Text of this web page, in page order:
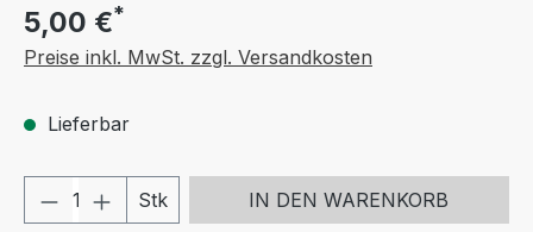
5,00 €*
Preise inkl. MwSt. zzgl. Versandkosten
Lieferbar
Produkt Anzahl: Gib den
Stk IN DEN WARENKORB